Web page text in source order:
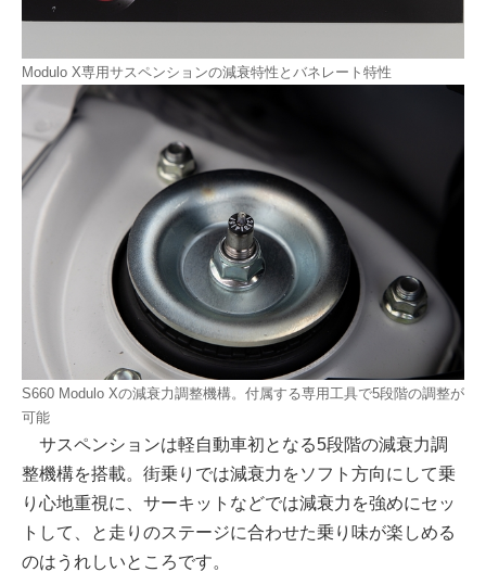
Modulo X専用サスペンションの減衰特性とバネレート特性
S660 Modulo Xの減衰力調整機構。付属する専用工具で5段階の調整が
可能
サスペンションは軽自動車初となる5段階の減衰力調
整機構を搭載。街乗りでは減衰力をソフト方向にして乗
り心地重視に、サーキットなどでは減衰力を強めにセッ
トして、と走りのステージに合わせた乗り味が楽しめる
のはうれしいところです。